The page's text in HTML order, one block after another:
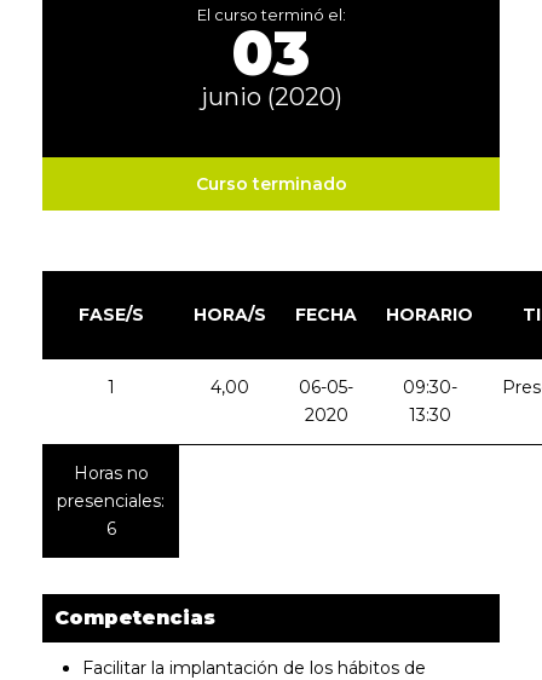
El curso terminó el:
03
junio (2020)
Curso terminado
FASE/S HORA/S FECHA HORARIO
1 4,00
06-05-
2020
09:30-
13:30
Horas no
presenciales:
6
Competencias
Facilitar la implantación de los hábitos de